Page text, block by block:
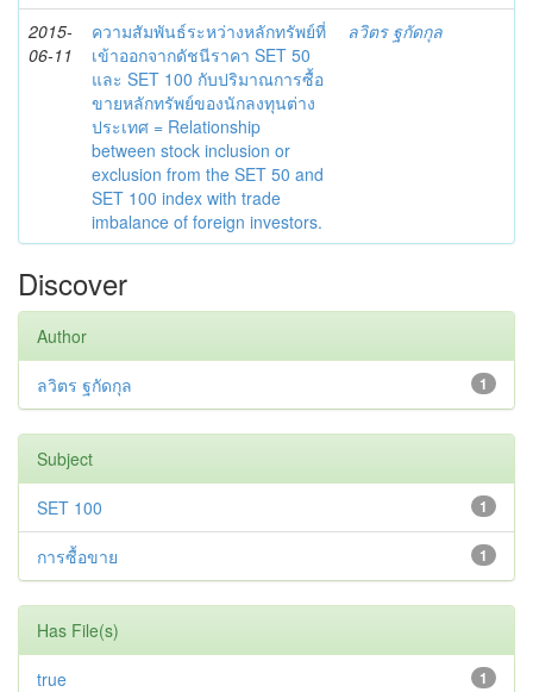
2015-
06-11
ความสัมพันธ์ระหว่างหลักทรัพย์ที่
เข้าออกจากดัชนีราคา SET 50
และ SET 100 กับปริมาณการซื้อ
ขายหลักทรัพย์ของนักลงทุนต่าง
ประเทศ = Relationship
between stock inclusion or
exclusion from the SET 50 and
SET 100 index with trade
imbalance of foreign investors.
ลวิตร ฐกัดกุล
Discover
Author
1
ลวิตร ฐกัดกุล
Subject
1
SET 100
1
การซื้อขาย
Has File(s)
1
true